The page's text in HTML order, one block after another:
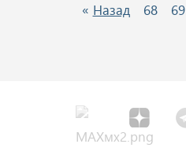
« Назад 68 69